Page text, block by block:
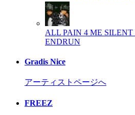
ALL PAIN 4 ME
ENDRUN
Gradis Nice
アーティストページへ
FREEZ